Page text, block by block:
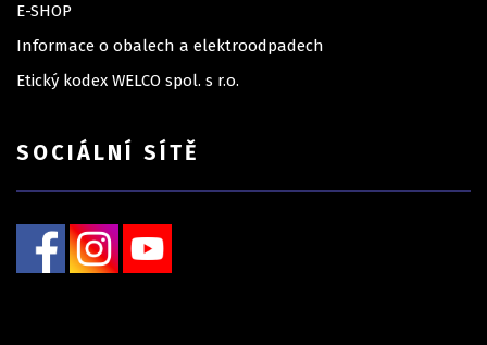
E-SHOP
Informace o obalech a elektroodpadech
Etický kodex WELCO spol. s r.o.
SOCIÁLNÍ SÍTĚ